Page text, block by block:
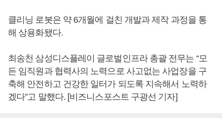
클리닝 로봇은 약 6개월에 걸친 개발과 제작 과정을 통
해 상용화됐다.
최송천 삼성디스플레이 글로벌인프라 총괄 전무는 “모
든 임직원과 협력사의 노력으로 사고없는 사업장을 구
축해 안전하고 건강한 일터가 되도록 지속해서 노력하
겠다”고 말했다. [비즈니스포스트 구광선 기자]